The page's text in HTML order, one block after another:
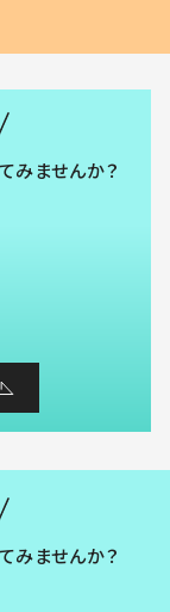
みませんか？
みませんか？